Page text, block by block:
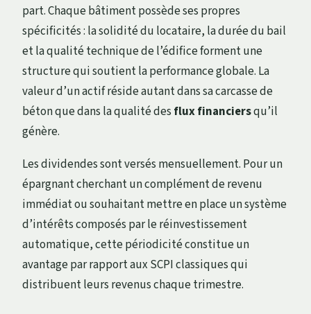
part. Chaque bâtiment possède ses propres
spécificités : la solidité du locataire, la durée du bail
et la qualité technique de l’édifice forment une
structure qui soutient la performance globale. La
valeur d’un actif réside autant dans sa carcasse de
béton que dans la qualité des flux financiersqu’il
génère.
Les dividendes sont versés mensuellement. Pour un
épargnant cherchant un complément de revenu
immédiat ou souhaitant mettre en place un système
d’intérêts composés par le réinvestissement
automatique, cette périodicité constitue un
avantage par rapport aux SCPI classiques qui
distribuent leurs revenus chaque trimestre.